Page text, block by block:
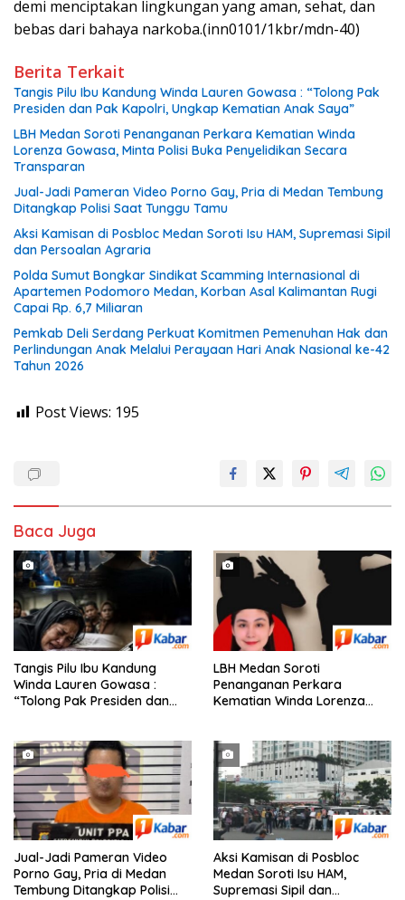
demi menciptakan lingkungan yang aman, sehat, dan
bebas dari bahaya narkoba.(inn0101/1kbr/mdn-40)
Berita Terkait
Tangis Pilu Ibu Kandung Winda Lauren Gowasa : “Tolong Pak
Presiden dan Pak Kapolri, Ungkap Kematian Anak Saya”
‎LBH Medan Soroti Penanganan Perkara Kematian Winda
Lorenza Gowasa, Minta Polisi Buka Penyelidikan Secara
Transparan
Jual-Jadi Pameran Video Porno Gay, Pria di Medan Tembung
Ditangkap Polisi Saat Tunggu Tamu
Aksi Kamisan di Posbloc Medan Soroti Isu HAM, Supremasi Sipil
dan Persoalan Agraria
Polda Sumut Bongkar Sindikat Scamming Internasional di
Apartemen Podomoro Medan, Korban Asal Kalimantan Rugi
Capai Rp. 6,7 Miliaran
Pemkab Deli Serdang Perkuat Komitmen Pemenuhan Hak dan
Perlindungan Anak Melalui Perayaan Hari Anak Nasional ke-42
Tahun 2026
Post Views: 195
Baca Juga
Tangis Pilu Ibu Kandung
Winda Lauren Gowasa :
“Tolong Pak Presiden dan
‎LBH Medan Soroti
Penanganan Perkara
Kematian Winda Lorenza
Transparan
Jual-Jadi Pameran Video
Porno Gay, Pria di Medan
Tembung Ditangkap Polisi
Aksi Kamisan di Posbloc
Medan Soroti Isu HAM,
Supremasi Sipil dan